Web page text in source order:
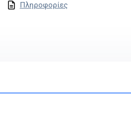
Πληροφορίες